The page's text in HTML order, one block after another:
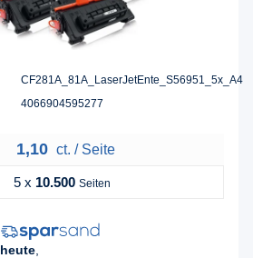
CF281A_81A_LaserJetEnte_S56951_5x_A4
4066904595277
1,10 ct. / Seite
5 x 10.500 Seiten
heute